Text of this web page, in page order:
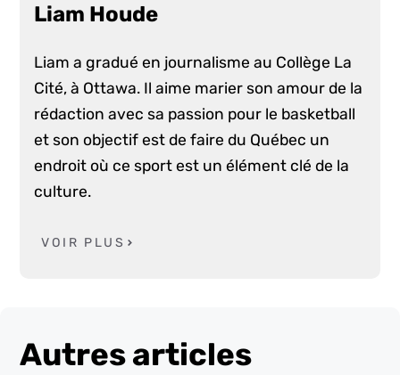
Liam Houde
Liam a gradué en journalisme au Collège La
Cité, à Ottawa. Il aime marier son amour de la
rédaction avec sa passion pour le basketball
et son objectif est de faire du Québec un
endroit où ce sport est un élément clé de la
culture.
VOIR PLUS
Autres articles